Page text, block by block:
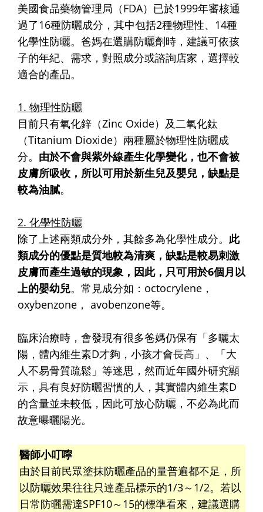
美國食品藥物管理局（FDA）已於1999年審核通
過了16種防曬成分，其中包括2種物理性、14種
化學性防曬。爸媽在選購防曬劑時，建議可依孩
子的年紀、需求，對照成分或諮詢店家，選擇較
適合的產品。
1. 物理性防曬
目前只有氧化鋅（Zinc Oxide）及二氧化鈦
（Titanium Dioxide）兩種屬於物理性防曬成
分。 由於不會與紫外線產生化學變化，也不會被
皮膚所吸收，所以可用於新生兒及嬰兒，缺點是
較為油膩。
2. 化學性防曬
除了上述兩類成分外，其餘多為化學性成分。 此
類成分的優點是質地較為清爽，缺點是較易刺激
皮膚而產生過敏的現象，因此，只可用於6個月以
上的嬰幼兒。常見成分如：octocrylene，
oxybenzone， avobenzone等。
臨床治療時，會發現有很多爸媽仍保有「多曬太
陽，體內維生素D才夠，小孩才會長高」、「大
人不易骨質疏鬆」等迷思，然而近年國外研究顯
示，具有良好防曬習慣的人，其實體內維生素D
的含量並未較低，因此可放心防曬，不必為此而
故意曝曬陽光。
醫師小叮嚀
由於目前民眾塗抹防曬產品的量普遍都不足，所
以防曬效果往往只達產品標示的1/3～1/2。若以
日常防曬需達SPF10～15的標準看來，建議選購